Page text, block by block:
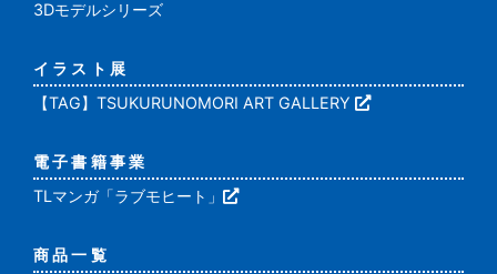
3Dモデルシリーズ
イラスト展
【TAG】TSUKURUNOMORI ART GALLERY
電子書籍事業
TLマンガ「ラブモヒート」
商品一覧